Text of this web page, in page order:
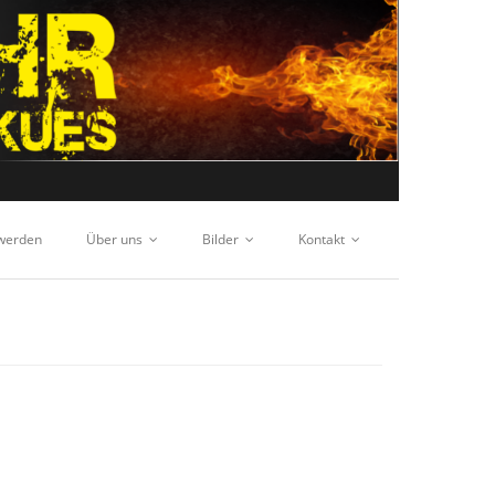
Über uns Bilder Kontakt